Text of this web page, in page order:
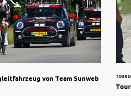
von Team Sunweb
TOUR